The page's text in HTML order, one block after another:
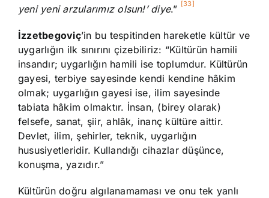
yeni yeni arzularımız olsun!’ diye.” [33]
İzzetbegoviç’in bu tespitinden hareketle kültür ve
uygarlığın ilk sınırını çizebiliriz: “Kültürün hamili
insandır; uygarlığın hamili ise toplumdur. Kültürün
gayesi, terbiye sayesinde kendi kendine hâkim
olmak; uygarlığın gayesi ise, ilim sayesinde
tabiata hâkim olmaktır. İnsan, (birey olarak)
felsefe, sanat, şiir, ahlâk, inanç kültüre aittir.
Devlet, ilim, şehirler, teknik, uygarlığın
hususiyetleridir. Kullandığı cihazlar düşünce,
konuşma, yazıdır.”
Kültürün doğru algılanamaması ve onu tek yanlı